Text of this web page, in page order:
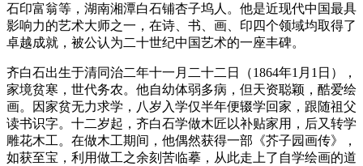
石印富翁等，湖南湘潭白石铺杏子坞人。他是近现代中国最具
影响力的艺术大师之一，在诗、书、画、印四个领域均取得了
卓越成就，被公认为二十世纪中国艺术的一座丰碑。
齐白石出生于清同治二年十一月二十二日（1864年1月1日），
家境贫寒，世代务农。他自幼体弱多病，但天资聪颖，酷爱绘
画。因家贫无力求学，八岁入学仅半年便辍学回家，跟随祖父
读书识字。十二岁起，齐白石学做木匠以补贴家用，后又转学
雕花木工。在做木工期间，他偶然获得一部《芥子园画传》，
如获至宝，利用做工之余刻苦临摹，从此走上了自学绘画的道